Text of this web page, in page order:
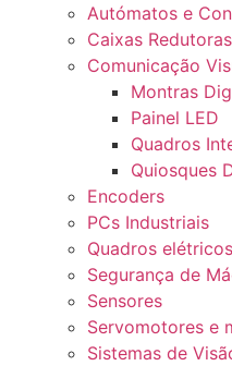
Autómatos e
Caixas Redutoras
Comunicação
Montras
Painel LED
Quadros
Quiosques
Encoders
PCs Industriais
Quadros elétricos
Segurança de
Sensores
Servomotores e
Sistemas de